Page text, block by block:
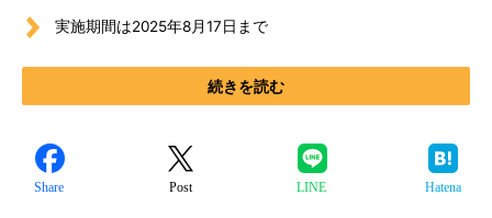
実施期間は2025年8月17日まで
続きを読む
Share Post LINE Hatena